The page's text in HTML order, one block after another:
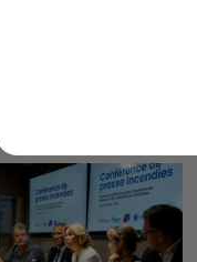
VUS